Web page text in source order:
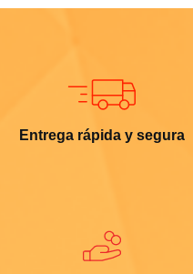
Entrega rápida y segura